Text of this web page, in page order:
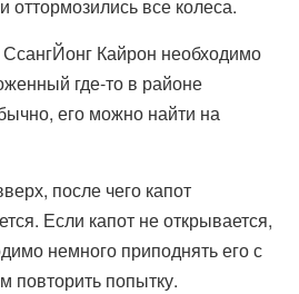
оттормозились все колеса.
Кайрон необходимо
где-то в районе
его можно найти на
после чего капот
Если капот не открывается,
немного приподнять его с
повторить попытку.